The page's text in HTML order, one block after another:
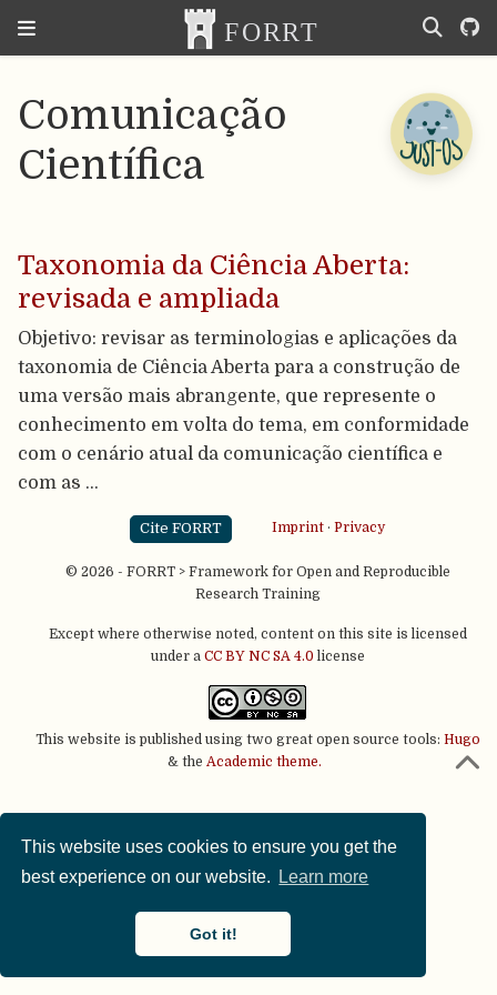
This website uses cookies to ensure you get the
best experience on our website.
Learn more
Got it!
Comunicação
Científica
Taxonomia da Ciência Aberta:
revisada e ampliada
Objetivo: revisar as terminologias e aplicações da
taxonomia de Ciência Aberta para a construção de
uma versão mais abrangente, que represente o
conhecimento em volta do tema, em conformidade
com o cenário atual da comunicação científica e
com as …
Cite FORRT Imprint· Privacy
© 2026 - FORRT > Framework for Open and Reproducible
Research Training
Except where otherwise noted, content on this site is licensed
under a CC BY NC SA 4.0 license
This website is published using two great open source tools: Hugo
& the Academic theme.